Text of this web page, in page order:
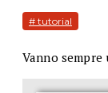
# tutorial
Vanno sempre